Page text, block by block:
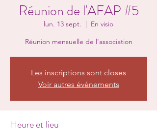
Réunion de l'AFAP #5
lun. 13 sept.
  |
En visio
Réunion mensuelle de l'association
Les inscriptions sont closes
Voir autres événements
Heure et lieu